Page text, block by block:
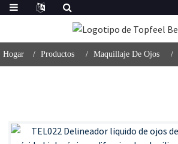
Hogar Productos Maquillaje De Ojos